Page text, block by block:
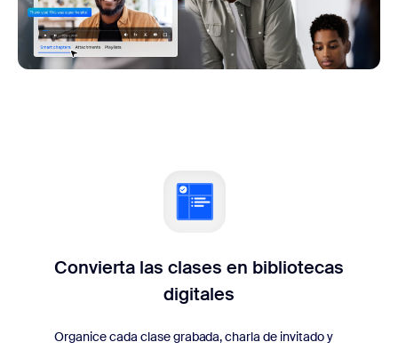
Convierta las clases en bibliotecas
digitales
Organice cada clase grabada, charla de invitado y